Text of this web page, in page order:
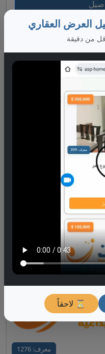
العرض العقاري
من دقيقة
⏳ لاحقاً
دمر
إنشاءات عسكرية
غرف النوم:
240,000 $
معرف: 1276